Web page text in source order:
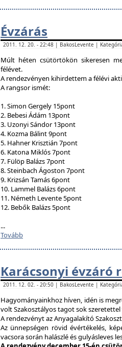
Évzárás
2011. 12. 20. - 22:48 | BakosLevente |
Múlt héten csütörtökön sikeresen
félévet.
A rendezvényen kihirdettem a félévi
A rangsor ismét:
1. Simon Gergely 15pont
2. Bebesi Ádám 13pont
3. Uzonyi Sándor 13pont
4. Kozma Bálint 9pont
5. Hahner Krisztián 7pont
6. Katona Miklós 7pont
7. Fülöp Balázs 7pont
8. Steinbach Ágoston 7pont
9. Krizsán Tamás 6pont
10. Lammel Balázs 6pont
11. Németh Levente 5pont
12. Bebők Balázs 5pont
...
Tovább
Karácsonyi évzáró
2011. 12. 02. - 20:50 | BakosLevente |
Hagyományainkhoz híven, idén is
volt Szakosztályos tagot sok
A rendezvényt az Anyagalakító
Az ünnepségen rövid évértékelés,
vacsora során halászlé és gulyásleves